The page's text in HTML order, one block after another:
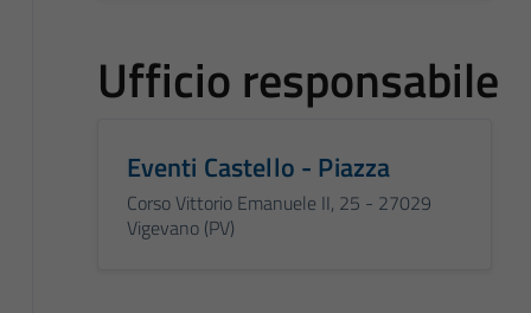
Ufficio responsabile
Eventi Castello - Piazza
Corso Vittorio Emanuele II, 25 - 27029
Vigevano (PV)